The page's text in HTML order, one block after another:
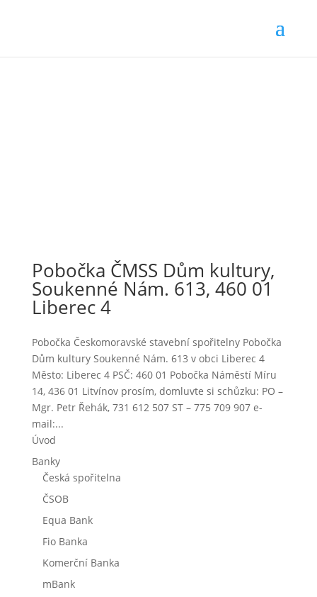
Pobočka ČMSS Dům kultury,
Soukenné Nám. 613, 460 01
Liberec 4
Pobočka Českomoravské stavební spořitelny Pobočka
Dům kultury Soukenné Nám. 613 v obci Liberec 4
Město: Liberec 4 PSČ: 460 01 Pobočka Náměstí Míru
14, 436 01 Litvínov prosím, domluvte si schůzku: PO –
Mgr. Petr Řehák, 731 612 507 ST – 775 709 907 e-
mail:...
Úvod
Banky
Česká spořitelna
ČSOB
Equa Bank
Fio Banka
Komerční Banka
mBank